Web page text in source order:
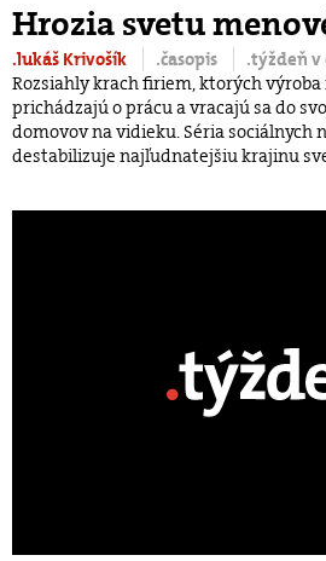
Hrozia svetu
.lukáš Krivošík .časopis .týždeň v
Rozsiahly krach firiem, ktorých
prichádzajú o prácu a vracajú sa do
domovov na vidieku. Séria sociálnych
destabilizuje najľudnatejšiu krajinu